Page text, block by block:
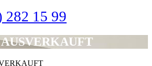
282 15 99